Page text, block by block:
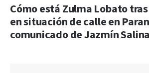
Cómo está Zulma Lobato
en situación de calle en
comunicado de Jazmín